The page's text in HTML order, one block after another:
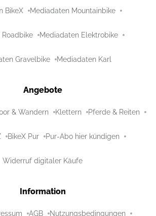
BikeX Mediadaten Mountainbike
Mediadaten Elektrobike
Gravelbike Mediadaten Karl
Angebote
& Wandern Klettern Pferde & Reiten
BikeX Pur Pur-Abo hier kündigen
Widerruf digitaler Käufe
Information
AGB Nutzungsbedingungen